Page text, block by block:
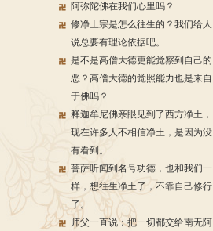
阿弥陀佛在我们心里吗？
修净土宗是怎么往生的？我们给人
说总要有理论依据吧。
是不是高僧大德更能觉察到自己的
恶？高僧大德的觉照能力也是来自
于佛吗？
释迦牟尼佛亲眼见到了西方净土，
现在许多人不相信净土，是因为没
有看到。
菩萨听闻到名号功德，也和我们一
样，想往生净土了，不靠自己修行
了。
师父一直说：把一切都交给南无阿